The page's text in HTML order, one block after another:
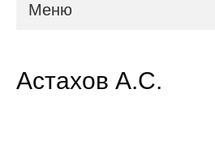
Меню
Астахов А.С.